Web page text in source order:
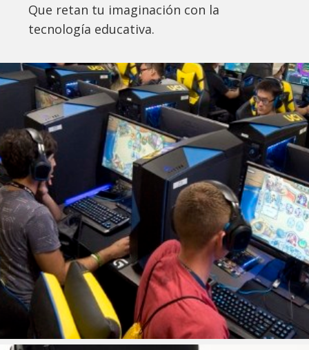
Que retan tu imaginación con la
tecnología educativa.